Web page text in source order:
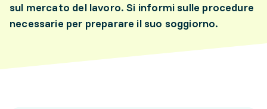
sul mercato del lavoro. Si informi sulle procedure
necessarie per preparare il suo soggiorno.